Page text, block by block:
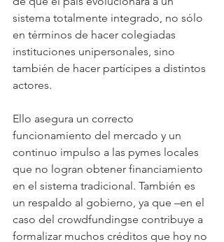
sistema totalmente integrado, no sólo
en términos de hacer colegiadas
instituciones unipersonales, sino
también de hacer partícipes a distintos
actores.
Ello asegura un correcto
funcionamiento del mercado y un
continuo impulso a las pymes locales
que no logran obtener financiamiento
en el sistema tradicional. También es
un respaldo al gobierno, ya que –en el
caso del crowdfundingse contribuye a
formalizar muchos créditos que hoy no